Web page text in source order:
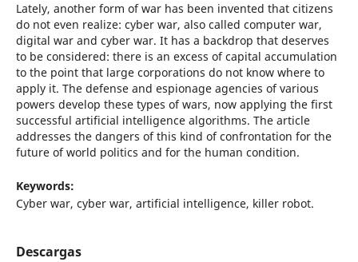
Lately, another form of war has been invented that citizens
do not even realize: cyber war, also called computer war,
digital war and cyber war. It has a backdrop that deserves
to be considered: there is an excess of capital accumulation
to the point that large corporations do not know where to
apply it. The defense and espionage agencies of various
powers develop these types of wars, now applying the first
successful artificial intelligence algorithms. The article
addresses the dangers of this kind of confrontation for the
future of world politics and for the human condition.
Keywords:
Cyber war, cyber war, artificial intelligence, killer robot.
Descargas